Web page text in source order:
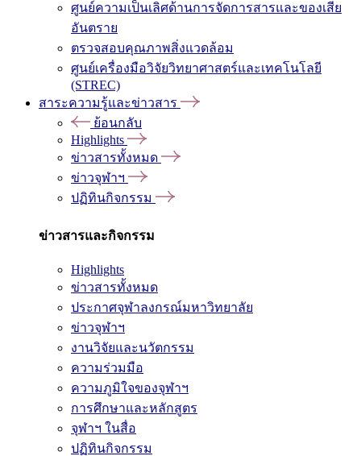
ศูนย์ความเป็นเลิศด้านการจัดการสารและของเสีย
อันตราย
ตรวจสอบคุณภาพสิ่งแวดล้อม
ศูนย์เครื่องมือวิจัยวิทยาศาสตร์และเทคโนโลยี
(STREC)
สาระความรู้และข่าวสาร
ย้อนกลับ
Highlights
ข่าวสารทั้งหมด
ข่าวจุฬาฯ
ปฏิทินกิจกรรม
ข่าวสารและกิจกรรม
Highlights
ข่าวสารทั้งหมด
ประกาศจุฬาลงกรณ์มหาวิทยาลัย
ข่าวจุฬาฯ
งานวิจัยและนวัตกรรม
ความร่วมมือ
ความภูมิใจของจุฬาฯ
การศึกษาและหลักสูตร
จุฬาฯ ในสื่อ
ปฏิทินกิจกรรม